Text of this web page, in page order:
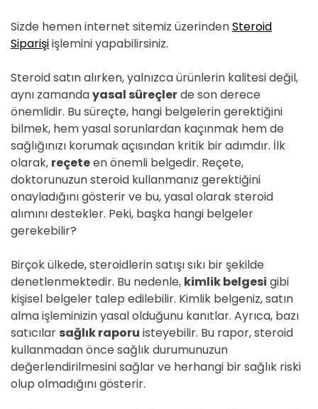
Sizde hemen internet sitemiz üzerindenSteroid
Siparişiişlemini yapabilirsiniz.
Steroid satın alırken, yalnızca ürünlerin kalitesi değil,
aynı zamandayasal süreçlerde son derece
önemlidir. Bu süreçte, hangi belgelerin gerektiğini
bilmek, hem yasal sorunlardan kaçınmak hem de
sağlığınızı korumak açısından kritik bir adımdır. İlk
olarak, reçeteen önemli belgedir. Reçete,
doktorunuzun steroid kullanmanız gerektiğini
onayladığını gösterir ve bu, yasal olarak steroid
alımını destekler. Peki, başka hangi belgeler
gerekebilir?
Birçok ülkede, steroidlerin satışı sıkı bir şekilde
denetlenmektedir. Bu nedenle, kimlik belgesi gibi
kişisel belgeler talep edilebilir. Kimlik belgeniz, satın
alma işleminizin yasal olduğunu kanıtlar. Ayrıca, bazı
satıcılar sağlık raporu isteyebilir. Bu rapor, steroid
kullanmadan önce sağlık durumunuzun
değerlendirilmesini sağlar ve herhangi bir sağlık riski
olup olmadığını gösterir.